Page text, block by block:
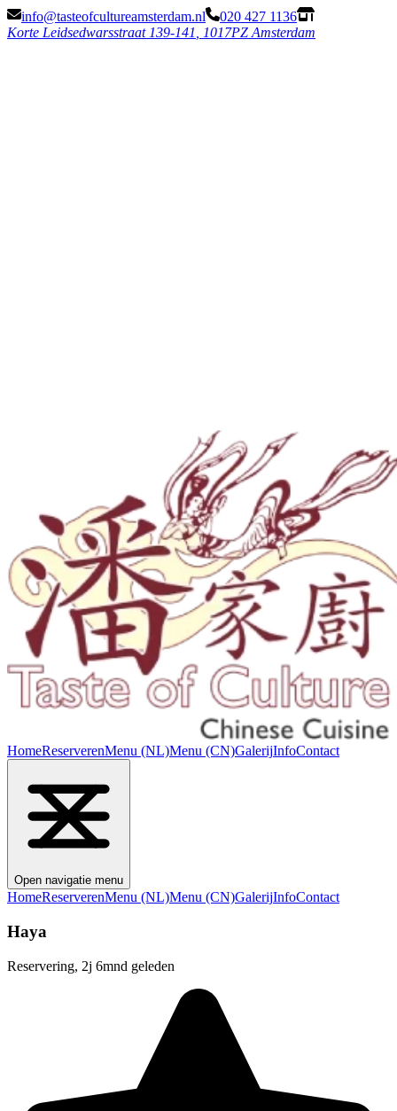
info@tasteofcultureamsterdam.nl
020 427 1136
Korte Leidsedwarsstraat 139-141
1017PZ Amsterdam
HomeReserverenMenu (NL)Menu (CN)GalerijInfoContact
Open navigatie menu
HomeReserverenMenu (NL)Menu (CN)GalerijInfoContact
Haya
Reservering, 2j 6mnd geleden